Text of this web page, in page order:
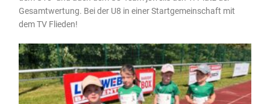
Gesamtwertung. Bei der U8 in einer Startgemeinschaft mit
dem TV Flieden!